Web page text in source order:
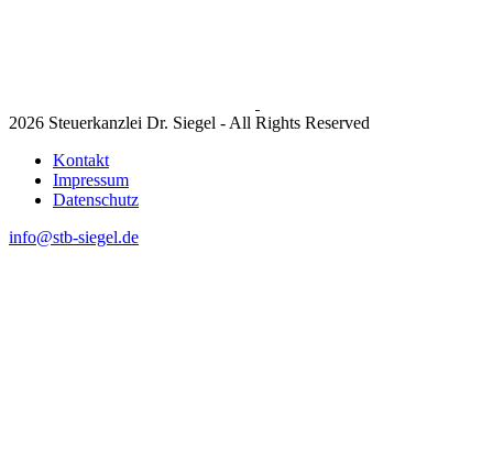
2026 Steuerkanzlei Dr. Siegel - All Rights Reserved
Kontakt
Impressum
Datenschutz
info@stb-siegel.de